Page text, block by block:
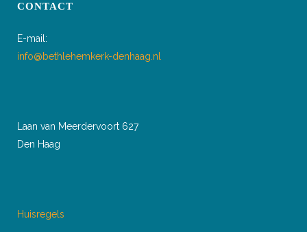
CONTACT
E-mail:
info@bethlehemkerk-denhaag.nl
Laan van Meerdervoort 627
Den Haag
Huisregels